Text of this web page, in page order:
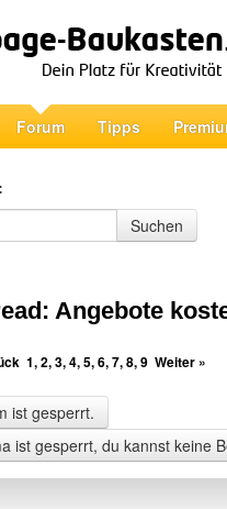
Forum Tipps
Suchen
Angebote
1,2,3,4,5,6,7,8,9 Weiter »
ist gesperrt.
ist gesperrt, du kannst keine